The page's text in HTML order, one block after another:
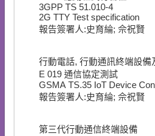
3GPP TS 51.010-4
2G TTY Test specification
報告簽署人:史育綸; 佘祝賢
行動電話, 行動通訊終端設備
E 019 通信協定測試
GSMA TS.35 IoT Device
報告簽署人:史育綸; 佘祝賢
第三代行動通信終端設備